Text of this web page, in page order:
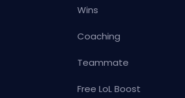
Wins
Coaching
Teammate
Free LoL Boost